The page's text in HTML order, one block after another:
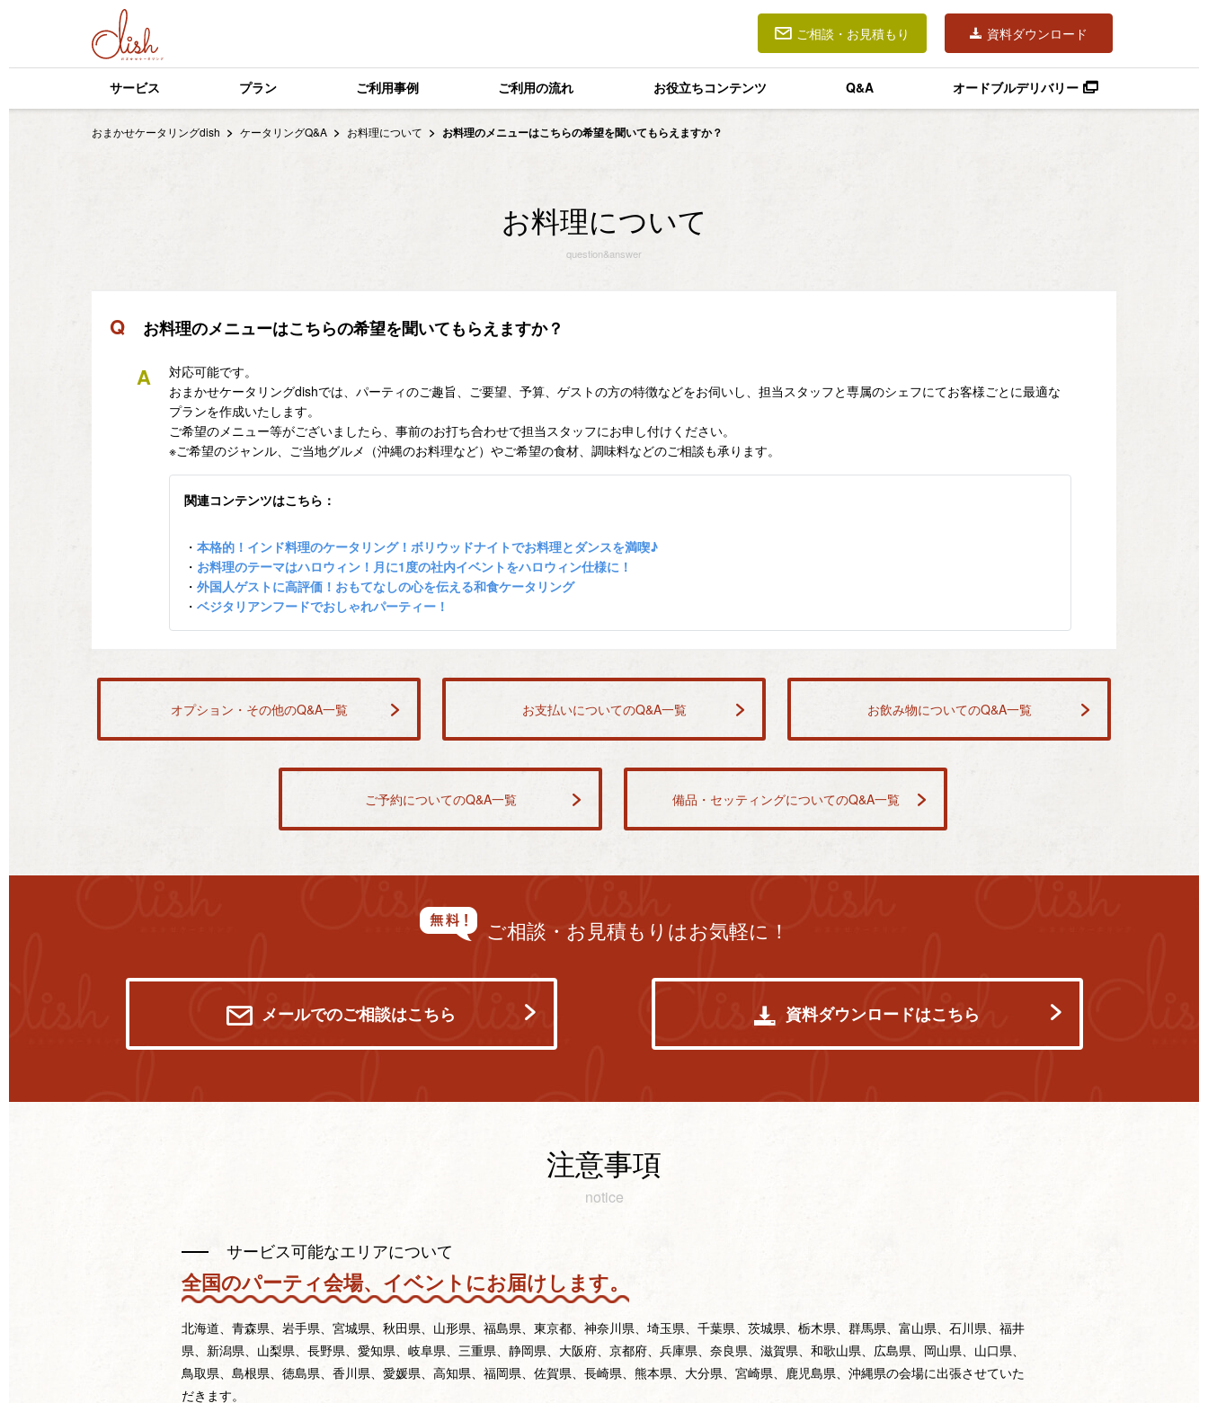
ご相談・お見積もり 資料ダウンロード
サービス プラン ご利用事例 ご利用の流れ お役立ちコンテンツ Q&A オードブルデリバリー
おまかせケータリングdish ケータリングQ&A お料理について お料理のメニューはこちらの希望を聞いてもらえますか？
お料理について
question&answer
Q お料理のメニューはこちらの希望を聞いてもらえますか？
A
対応可能です。
おまかせケータリングdishでは、パーティのご趣旨、ご要望、予算、ゲストの方の特徴などをお伺いし、担当スタッフと専属のシェフにてお客様ごとに最適な
プランを作成いたします。
ご希望のメニュー等がございましたら、事前のお打ち合わせで担当スタッフにお申し付けください。
※ご希望のジャンル、ご当地グルメ（沖縄のお料理など）やご希望の食材、調味料などのご相談も承ります。
関連コンテンツはこちら：
・ 本格的！インド料理のケータリング！ボリウッドナイトでお料理とダンスを満喫♪
・ お料理のテーマはハロウィン！月に1度の社内イベントをハロウィン仕様に！
・ 外国人ゲストに高評価！おもてなしの心を伝える和食ケータリング
・ ベジタリアンフードでおしゃれパーティー！
オプション・その他のQ&A一覧 お支払いについてのQ&A一覧 お飲み物についてのQ&A一覧
ご予約についてのQ&A一覧 備品・セッティングについてのQ&A一覧
ご相談・お見積もりはお気軽に！
メールでのご相談はこちら 資料ダウンロードはこちら
注意事項
notice
サービス可能なエリアについて
全国のパーティ会場、イベントにお届けします。
北海道、青森県、岩手県、宮城県、秋田県、山形県、福島県、東京都、神奈川県、埼玉県、千葉県、茨城県、栃木県、群馬県、富山県、石川県、福井
県、新潟県、山梨県、長野県、愛知県、岐阜県、三重県、静岡県、大阪府、京都府、兵庫県、奈良県、滋賀県、和歌山県、広島県、岡山県、山口県、
鳥取県、島根県、徳島県、香川県、愛媛県、高知県、福岡県、佐賀県、長崎県、熊本県、大分県、宮崎県、鹿児島県、沖縄県の会場に出張させていた
だきます。